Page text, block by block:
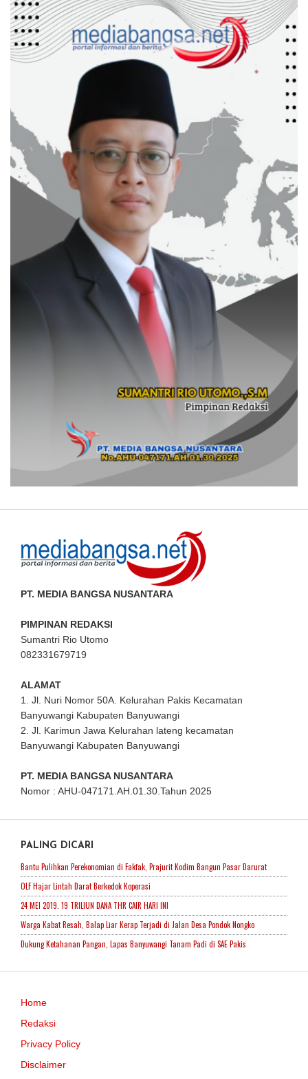
PT. MEDIA BANGSA NUSANTARA
PIMPINAN REDAKSI
Sumantri Rio Utomo
082331679719
ALAMAT
1. Jl. Nuri Nomor 50A. Kelurahan Pakis Kecamatan
Banyuwangi Kabupaten Banyuwangi
2. Jl. Karimun Jawa Kelurahan lateng kecamatan
Banyuwangi Kabupaten Banyuwangi
PT. MEDIA BANGSA NUSANTARA
Nomor : AHU-047171.AH.01.30.Tahun 2025
PALING DICARI
Bantu Pulihkan Perekonomian di Fakfak, Prajurit Kodim Bangun Pasar Darurat
OLF Hajar Lintah Darat Berkedok Koperasi
24 MEI 2019. 19 TRILIUN DANA THR CAIR HARI INI
Warga Kabat Resah, Balap Liar Kerap Terjadi di Jalan Desa Pondok Nongko
Dukung Ketahanan Pangan, Lapas Banyuwangi Tanam Padi di SAE Pakis
Home
Redaksi
Privacy Policy
Disclaimer